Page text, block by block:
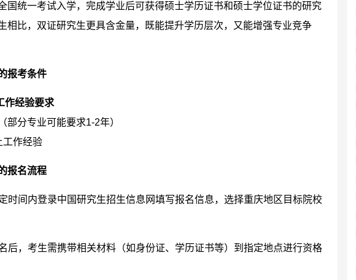
国统一考试入学，完成学业后可获得硕士学历证书和硕士学位证书的研究
相比，双证研究生更具含金量，既能提升学历层次，又能增强专业竞争
报考条件
作经验要求
部分专业可能要求1-2年）
工作经验
报名流程
时间内登录中国研究生招生信息网填写报名信息，选择重庆地区目标院校
后，考生需携带相关材料（如身份证、学历证书等）到指定地点进行资格